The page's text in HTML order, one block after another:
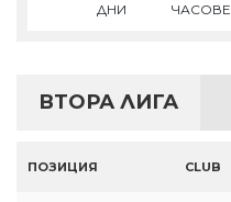
ДНИ ЧАСОВЕ
ВТОРА ЛИГА
ПОЗИЦИЯ CLUB